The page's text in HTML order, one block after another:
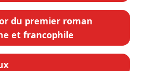
du premier roman
et francophile